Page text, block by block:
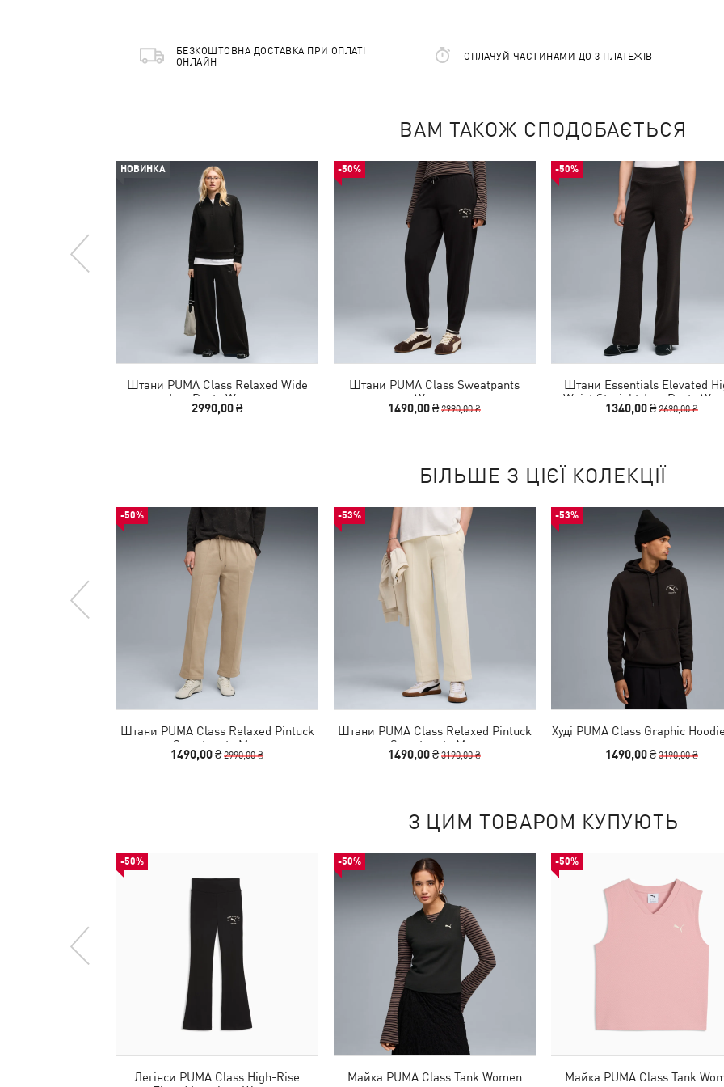
БЕЗКОШТОВНА ДОСТАВКА ПРИ ОПЛАТІ
ОНЛАЙН
ОПЛАЧУЙ ЧАСТИНАМИ ДО 3 ПЛАТЕЖІВ
ВАМ ТАКОЖ СПОДОБАЄТЬСЯ
НОВИНКА
Штани PUMA Class Relaxed Wide
Leg Pants Women
2990,00 ₴
-50%
Штани PUMA Class Sweatpants
Women
1490,00 ₴2990,00 ₴
-50%
Штани Essentials Elevated
Waist Straight-Leg Pants
1340,00 ₴2690,00 ₴
БІЛЬШЕ З ЦІЄЇ КОЛЕКЦІЇ
-50%
Штани PUMA Class Relaxed Pintuck
Sweatpants Men
1490,00 ₴2990,00 ₴
-53%
Штани PUMA Class Relaxed Pintuck
Sweatpants Men
1490,00 ₴3190,00 ₴
-53%
Худі PUMA Class Graphic
1490,00 ₴3190,00 ₴
З ЦИМ ТОВАРОМ КУПУЮТЬ
-50%
Легінси PUMA Class High-Rise
-50%
Майка PUMA Class Tank Women
-50%
Майка PUMA Class Tank